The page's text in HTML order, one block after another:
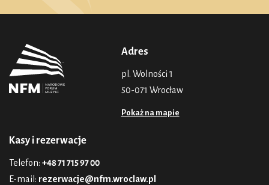
Adres
pl. Wolności 1
50-071 Wrocław
Pokaż na mapie
Kasy i rezerwacje
Telefon: +48 71 715 97 00
E-mail: rezerwacje@nfm.wroclaw.pl